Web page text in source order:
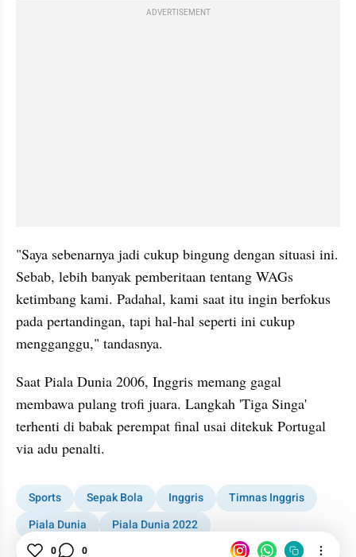
ADVERTISEMENT
"Saya sebenarnya jadi cukup bingung dengan situasi ini.
Sebab, lebih banyak pemberitaan tentang WAGs
ketimbang kami. Padahal, kami saat itu ingin berfokus
pada pertandingan, tapi hal-hal seperti ini cukup
mengganggu," tandasnya.
Saat Piala Dunia 2006, Inggris memang gagal
membawa pulang trofi juara. Langkah 'Tiga Singa'
terhenti di babak perempat final usai ditekuk Portugal
via adu penalti.
Sports Sepak Bola Inggris
Timnas Inggris
Piala Dunia
Piala Dunia 2022
Sven-Goeran Eriksson
Berita Bola
0 0